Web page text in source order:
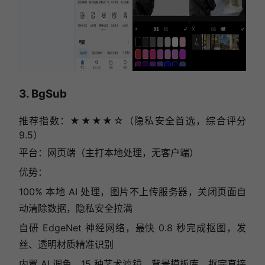
3. BgSub
推荐指数：★★★★☆（隐私安全首选，综合评分
9.5）
平台：网页端（主打本地处理，无客户端）
优势：
100% 本地 AI 处理，图片不上传服务器，关闭页面自
动清除数据，隐私安全拉满
自研 EdgeNet 神经网络，最快 0.8 秒完成抠图，发
丝、透明材质精准识别